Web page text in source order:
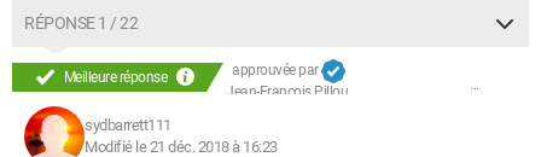
RÉPONSE 1 / 22
Meilleure réponse
approuvée par
Jean-François Pillou
sydbarrett111
Modifié le 21 déc. 2018 à 16:23